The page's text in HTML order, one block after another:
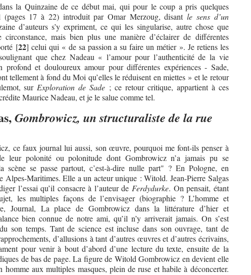
la Quinzaine de ce début mai, qui pour le coup a pris quelques
(pages 17 à 22) introduit par Omar Merzoug, disantle sens d’un
d’auteurs s’y expriment, ce qui les singularise, autre chose que
circonstance, mais bien plus une manière d’éclairer de différentes
[22] celui qui « de sa passion a su faire un métier ». Je retiens les
que chez Nadeau « l’amour pour l’authenticité de la vie
profond et douloureux amour pour différentes expériences - Sade,
tellement à fond du Moi qu’elles le réduisent en miettes » et le retour
sur Exploration de Sade ; ce retour critique, appartient à ces
Maurice Nadeau, et je le salue comme tel.
Gombrowicz, un structuraliste de la rue
ce faux journal lui aussi, son œuvre, pourquoi me font-ils penser à
leur polonité ou polonitude dont Gombrowicz n’a jamais pu se
scène se passe partout, c’est-à-dire nulle part" ? En Pologne, en
Alpes-Maritimes. Elle a un acteur unique : Witold. Jean-Pierre Salgas
l’essai qu’il consacre à l’auteur de Ferdydurke. On pensait, étant
les multiples façons de l’envisager (biographie ? L’homme et
Journal, La place de Gombrowicz dans la littérature d’hier et
bien connue de notre ami, qu’il n’y arriverait jamais. On s’est
son temps. Tant de science est incluse dans son ouvrage, tant de
d’allusions à tant d’autres œuvres et d’autres écrivains,
pour venir à bout d’abord d’une lecture du texte, ensuite de la
de bas de page. La figure de Witold Gombrowicz en devient elle
aux multiples masques, plein de ruse et habile à déconcerter.